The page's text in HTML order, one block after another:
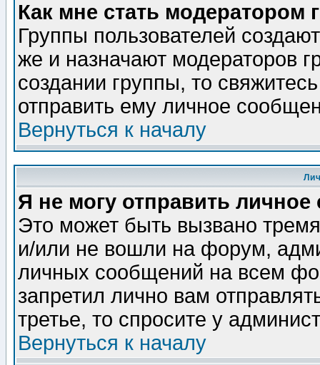
Как мне стать модератором
Группы пользователей
же и назначают модераторов
создании группы, то
отправить ему личное
Вернуться к началу
Я не могу отправить
Это может быть вызвано
и/или не вошли на форум,
личных сообщений на всем
запретил лично вам
третье, то спросите у
Вернуться к началу